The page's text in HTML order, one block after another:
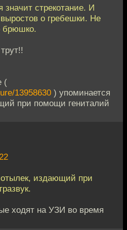
стрекотание. И
о гребешки. Не
брюшко.
(
13958630 ) упоминается
при помощи гениталий
издающий при
ходят на УЗИ во время